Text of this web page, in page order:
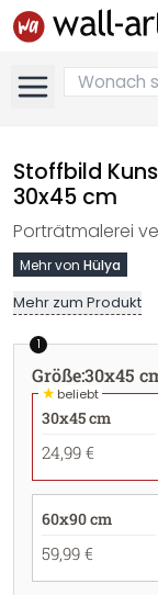
Stoffbild
30x45 cm
Porträtmalerei
Mehr von Hülya
Mehr zum Produkt
1
Größe:30x45
★beliebt
30x45 cm
24,99 €
60x90 cm
59,99 €